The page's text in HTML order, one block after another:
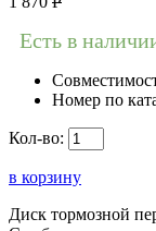
Есть в
Номер по
Кол-во:
в корзину
Диск тормозной